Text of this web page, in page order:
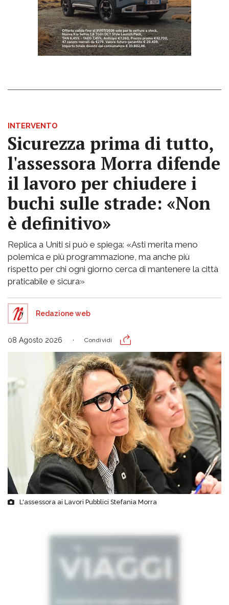
INTERVENTO
Sicurezza prima di tutto,
l'assessora Morra difende
il lavoro per chiudere i
buchi sulle strade: «Non
è definitivo»
Replica a Uniti si può e spiega: «Asti merita meno
polemica e più programmazione, ma anche più
rispetto per chi ogni giorno cerca di mantenere la città
praticabile e sicura»
Redazione web
08 Agosto 2026 Condividi
L'assessora ai Lavori Pubblici Stefania Morra